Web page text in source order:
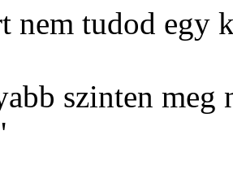
nem tudod egy
szinten meg